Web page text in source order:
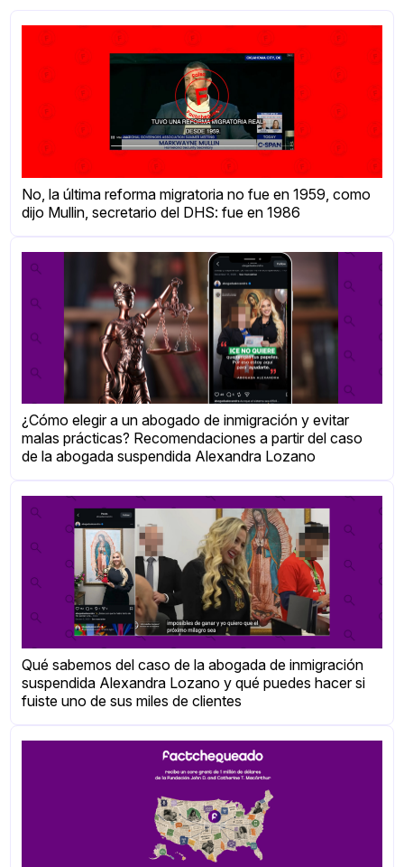
No, la última reforma migratoria no fue en 1959, como
dijo Mullin, secretario del DHS: fue en 1986
¿Cómo elegir a un abogado de inmigración y evitar
malas prácticas? Recomendaciones a partir del caso
de la abogada suspendida Alexandra Lozano
Qué sabemos del caso de la abogada de inmigración
suspendida Alexandra Lozano y qué puedes hacer si
fuiste uno de sus miles de clientes